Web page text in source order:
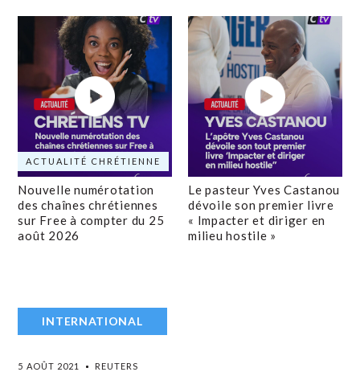
ACTUALITÉ CHRÉTIENNE
Nouvelle numérotation
des chaînes chrétiennes
sur Free à compter du 25
août 2026
Le pasteur Yves Castanou
dévoile son premier livre
« Impacter et diriger en
milieu hostile »
INTERNATIONAL
5 AOÛT 2021 REUTERS